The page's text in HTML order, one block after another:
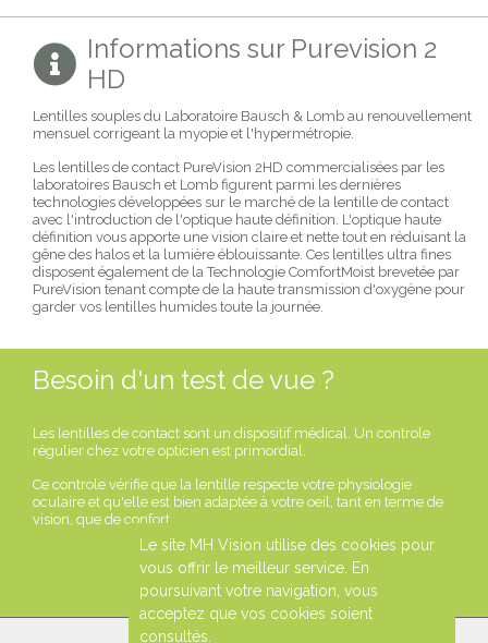
Informations sur Purevision 2
HD
Lentilles souples du Laboratoire Bausch & Lomb au renouvellement
mensuel corrigeant la myopie et l'hypermétropie.
Les lentilles de contact PureVision 2HD commercialisées par les
laboratoires Bausch et Lomb figurent parmi les dernières
technologies développées sur le marché de la lentille de contact
avec l'introduction de l'optique haute définition. L'optique haute
définition vous apporte une vision claire et nette tout en réduisant la
gêne des halos et la lumière éblouissante. Ces lentilles ultra fines
disposent également de la Technologie ComfortMoist brevetée par
PureVision tenant compte de la haute transmission d'oxygène pour
garder vos lentilles humides toute la journée.
Besoin d'un test de vue ?
Les lentilles de contact sont un dispositif médical. Un controle
régulier chez votre opticien est primordial.
Ce controle vérifie que la lentille respecte votre physiologie
oculaire et qu'elle est bien adaptée à votre oeil, tant en terme de
vision, que de confort.
PRENDRE
RENDEZ-VOUS
Le site MH Vision utilise des cookies pour
vous offrir le meilleur service. En
poursuivant votre navigation, vous
acceptez que vos cookies soient
consultés.